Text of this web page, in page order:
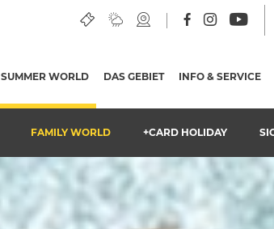
SUMMER WORLD (AKTUELLE SEITE)
FAMILY WORLD +CARD HOLIDAY
DAS GEBIET INFO & SERVICE